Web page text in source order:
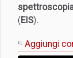
( EIS).
Aggiungi